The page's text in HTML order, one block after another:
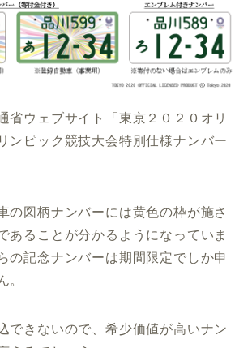
省ウェブサイト「東京２０２０オリ
ンピック競技大会特別仕様ナンバー
の図柄ナンバーには黄色の枠が施さ
あることが分かるようになっていま
の記念ナンバーは期間限定でしか申
。
できないので、希少価値が高いナン